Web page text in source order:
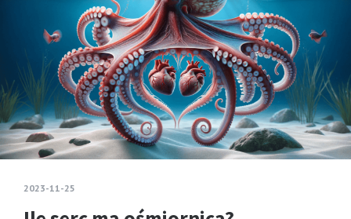
2023-11-25